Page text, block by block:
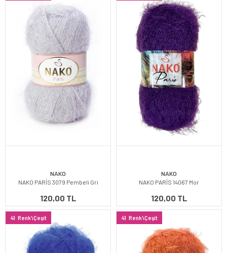
NAKO
NAKO PARİS 3079 Pembeli Gri
120,00 TL
NAKO
NAKO PARİS 14067 Mor
120,00 TL
41 Renk\Çeşit 41 Renk\Çeşit